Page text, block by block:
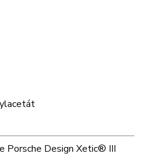
Porsche Design Xetic® III